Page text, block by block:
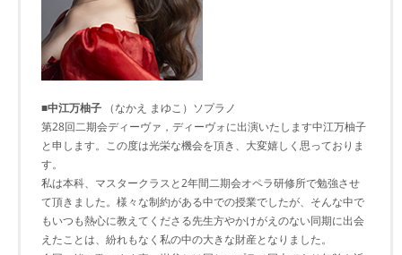
■中江万柚子 （なかえ まゆこ）ソプラノ
第28回二期会ディーヴァ，ディーヴォに出演いたします中江万柚子
と申します。この度は光栄な機会を頂き、大変嬉しく思っておりま
す。
私は本科、マスタークラスと2年間二期会オペラ研修所で勉強させ
て頂きました。様々な制約がある中での授業でしたが、そんな中で
もいつも熱心に教えてくださる先生方やかけがえのない同期に出会
えたことは、紛れもなく私の中の大きな財産となりました。